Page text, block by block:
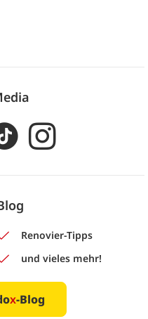
Renovier-Tipps
und vieles mehr!
x-Blog